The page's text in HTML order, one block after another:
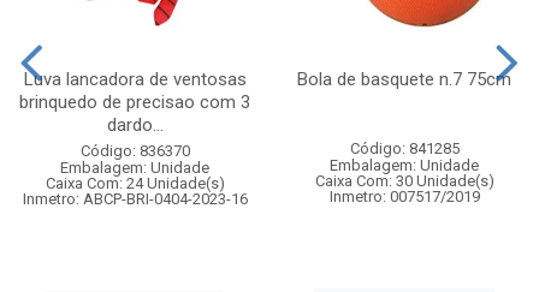
Luva lancadora de ventosas
brinquedo de precisao com 3
dardo...
Código: 836370
Embalagem: Unidade
Caixa Com: 24 Unidade(s)
Inmetro: ABCP-BRI-0404-2023-16
Bola de basquete n.7 75cm
Código: 841285
Embalagem: Unidade
Caixa Com: 30 Unidade(s)
Inmetro: 007517/2019